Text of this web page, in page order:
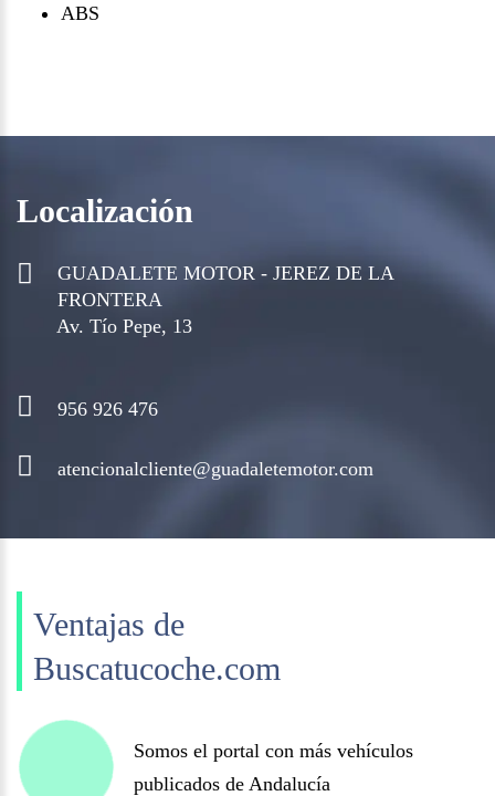
ABS
Localización
GUADALETE MOTOR - JEREZ DE LA
FRONTERA
Av. Tío Pepe, 13
956 926 476
atencionalcliente@guadaletemotor.com
Ventajas de
Buscatucoche.com
Somos el portal con más vehículos
publicados de Andalucía